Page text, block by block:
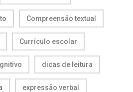
Compreensão textual
Currículo escolar
dicas de leitura
expressão verbal